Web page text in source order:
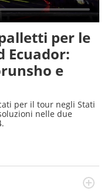
per le
Ecuador:
e
per il tour negli Stati
nelle due